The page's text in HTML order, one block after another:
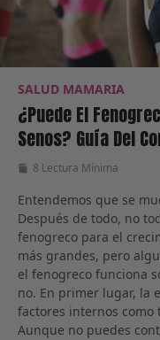
SALUD MAMARIA
¿Puede El
Senos? Guía Del
8 Lectura Mínima
Entendemos que se
Después de todo, no
fenogreco para el
más grandes, pero
el fenogreco funciona
no. En primer lugar, la
factores internos
Aunque no puedes